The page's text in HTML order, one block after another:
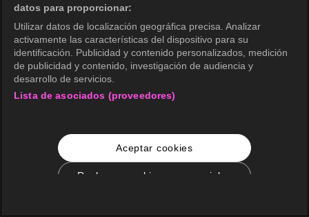
datos para proporcionar:
Utilizar datos de localización geográfica precisa. Analizar
activamente las características del dispositivo para su
identificación. Publicidad y contenido personalizados, medición
de publicidad y contenido, investigación de audiencia y
desarrollo de servicios.
Lista de asociados (proveedores)
Aceptar cookies
Rechazar cookies no esenciales